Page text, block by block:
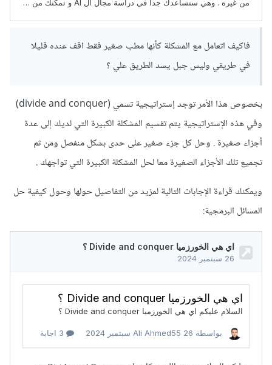
فاكيف اتعامل مع المشكلة كأنها مطب صغير فقط اقف عنده قليلا
في طريقي وليس جبل يسد الطريق علي ؟
بخصوص هذا الأمر توجد إستراتيجية تسمي (divide and conquer)
وفي هذه الإستراتيجية يتم تقسيم المشكلة الكبيرة التي لديك إلى عدة
أجزاء صغيرة . وحل كل جزء صغير على حدى بشكل منفصل ومن ثم
تجميع تلك الأجزاء الصغيرة معا لحل المشكلة الكبيرة التي تواجهك .
ويمكنك قراءة الإجابات التالية لمزيد من التفاصيل حولها وحول كيفية حل
المسائل البرمجية: